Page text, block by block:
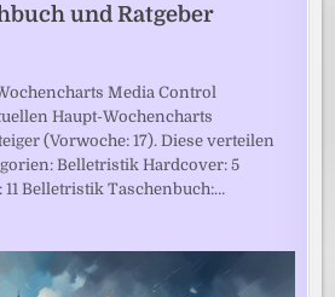
und Ratgeber
Media Control
Haupt-Wochencharts
(Vorwoche: 17). Diese verteilen
Belletristik Hardcover: 5
Belletristik Taschenbuch:…